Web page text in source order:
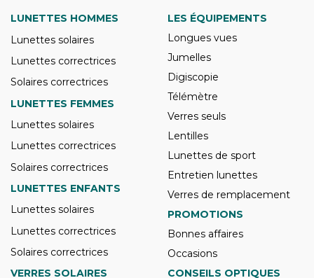
LUNETTES HOMMES
Lunettes solaires
Lunettes correctrices
Solaires correctrices
LUNETTES FEMMES
Lunettes solaires
Lunettes correctrices
Solaires correctrices
LUNETTES ENFANTS
Lunettes solaires
Lunettes correctrices
Solaires correctrices
LES ÉQUIPEMENTS
Longues vues
Jumelles
Digiscopie
Télémètre
Verres seuls
Lentilles
Lunettes de sport
Entretien lunettes
Verres de remplacement
PROMOTIONS
Bonnes affaires
Occasions
VERRES SOLAIRES
CONSEILS OPTIQUES